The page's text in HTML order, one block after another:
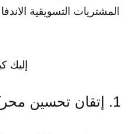
المشتريات التسويقية
إليك
1. إتقان تحسين